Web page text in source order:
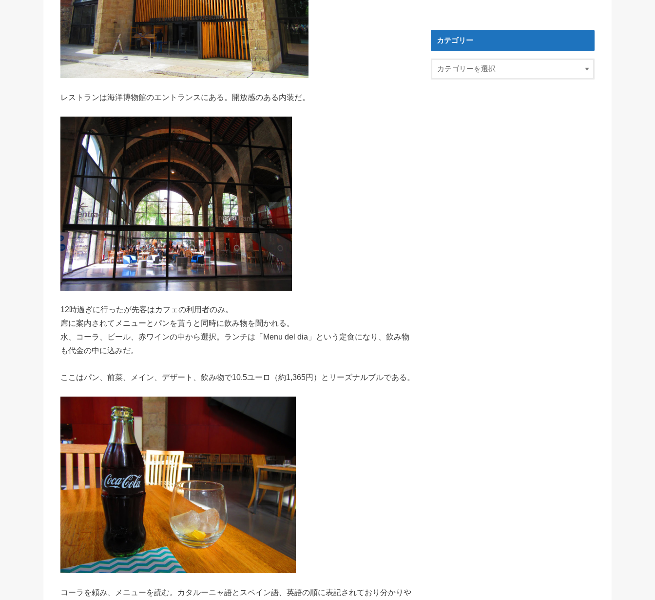
レストランは海洋博物館のエントランスにある。開放感のある内装だ。
12時過ぎに行ったが先客はカフェの利用者のみ。
席に案内されてメニューとパンを貰うと同時に飲み物を聞かれる。
水、コーラ、ビール、赤ワインの中から選択。ランチは「Menu del dia」という定食になり、飲み物
も代金の中に込みだ。
ここはパン、前菜、メイン、デザート、飲み物で10.5ユーロ（約1,365円）とリーズナルブルである。
コーラを頼み、メニューを読む。カタルーニャ語とスペイン語、英語の順に表記されており分かりや
カテゴリー